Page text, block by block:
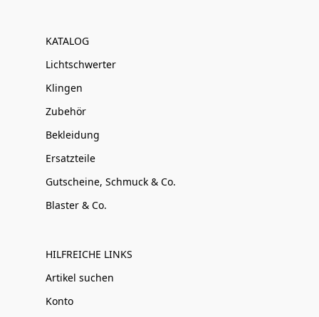
KATALOG
Lichtschwerter
Klingen
Zubehör
Bekleidung
Ersatzteile
Gutscheine, Schmuck & Co.
Blaster & Co.
HILFREICHE LINKS
Artikel suchen
Konto